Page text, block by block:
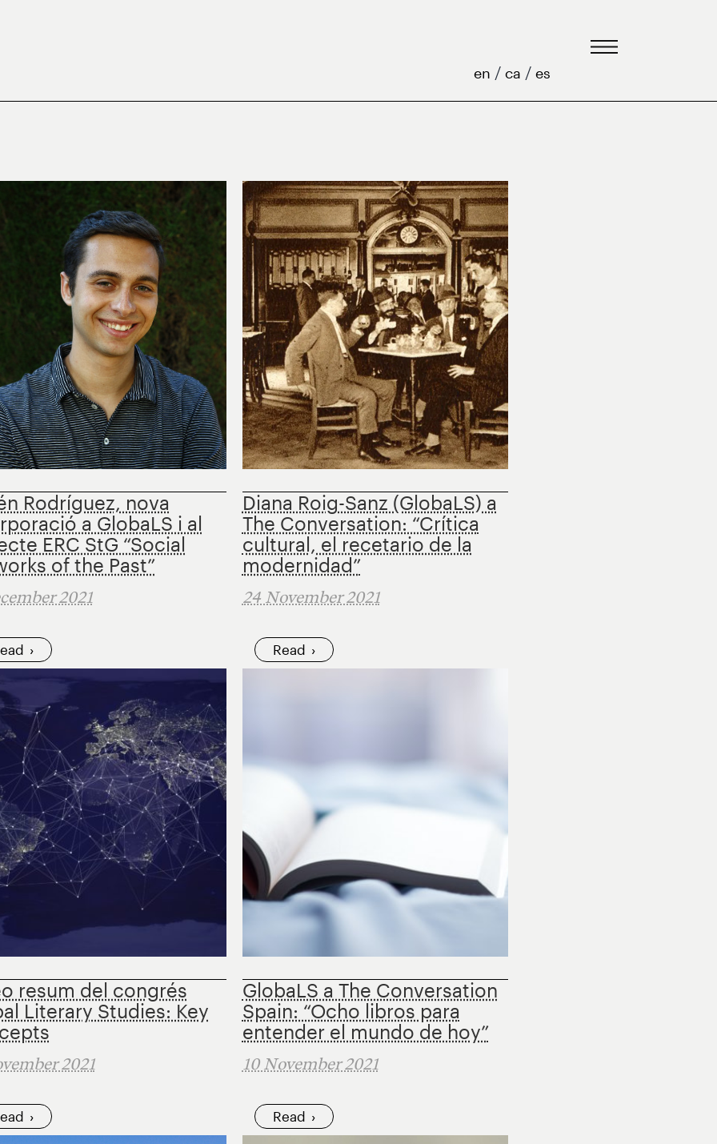
en / ca / es
Rodríguez, nova
a GlobaLS i al
ERC StG “Social
of the Past”
2021
Diana Roig-Sanz (GlobaLS) a
The Conversation: “Crítica
cultural, el recetario de la
modernidad”
24 November 2021
Read
resum del congrés
Literary Studies: Key
2021
GlobaLS a The Conversation
Spain: “Ocho libros para
entender el mundo de hoy”
10 November 2021
Read